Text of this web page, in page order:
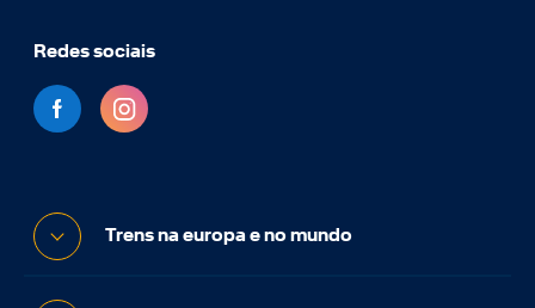
Redes sociais
Trens na europa e no mundo